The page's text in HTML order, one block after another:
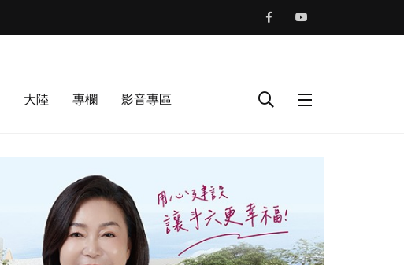
大陸 專欄 影音專區